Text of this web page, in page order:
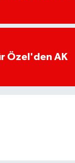
Özel'den AK